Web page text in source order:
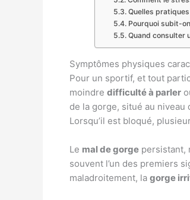
Quelles
Pourquoi subit-
Quand consulter
Symptômes physiques
Pour un sportif, et tout
moindre difficulté à parler
de la gorge, situé au niveau
Lorsqu’il est bloqué,
Le mal de gorge persistant,
souvent l’un des premiers
maladroitement, la gorge